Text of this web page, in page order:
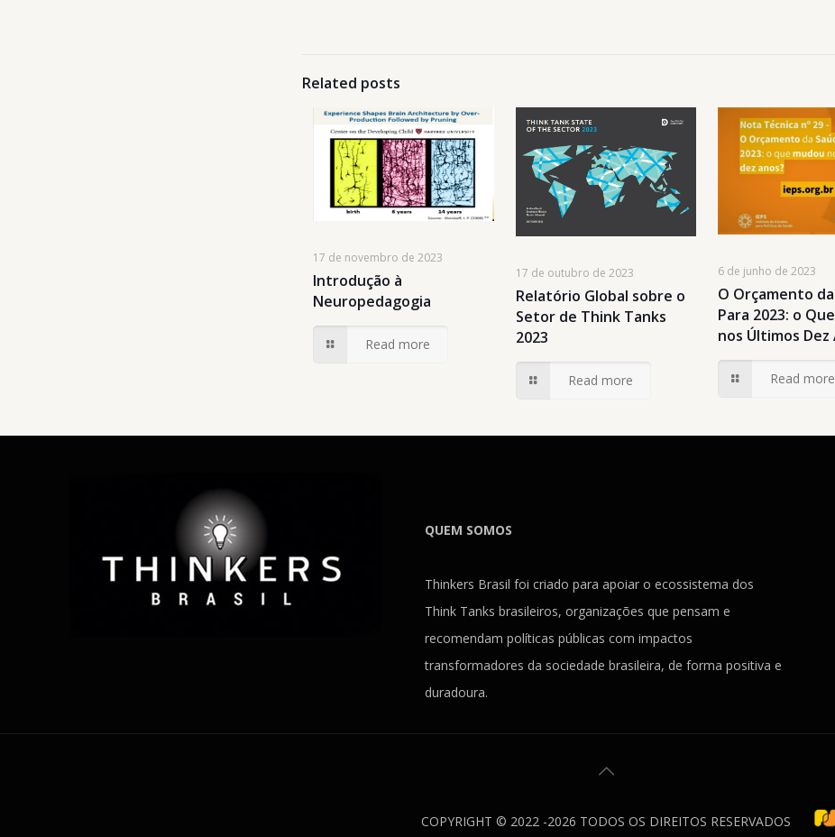
Related posts
17 de novembro de 2023
Introdução à
Neuropedagogia
Read more
17 de outubro de 2023
Relatório Global sobre o
Setor de Think Tanks
2023
Read more
6 de junho de 2023
O Orçamento
Para 2023: o
nos Últimos Dez
Read more
QUEM SOMOS
Thinkers Brasil foi criado para apoiar o ecossistema dos
Think Tanks brasileiros, organizações que pensam e
recomendam políticas públicas com impactos
transformadores da sociedade brasileira, de forma positiva e
duradoura.
COPYRIGHT © 2022 -2026 TODOS OS DIREITOS RESERVADOS